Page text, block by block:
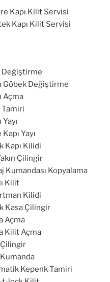
Kapı Kilit Servisi
Kapı Kilit Servisi
Değiştirme
Göbek Değiştirme
Açma
Tamiri
Yayı
Kapı Kilidi
Çilingir
Kumandası Kopyalama
Kilit
Kilidi
Kasa Çilingir
Açma
Kilit Açma
Kepenk Tamiri